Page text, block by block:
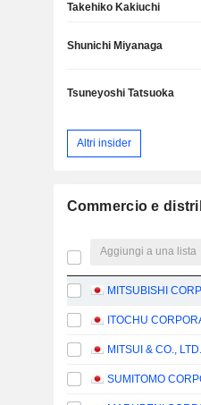
Takehiko Kakiuchi
Shunichi Miyanaga
Tsuneyoshi Tatsuoka
Altri insider
Commercio e
Aggiungi a una lista
MITSUBISHI
ITOCHU
MITSUI & CO., LTD.
SUMITOMO